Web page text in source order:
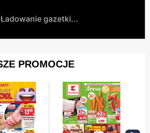
Ładowanie gazetki...